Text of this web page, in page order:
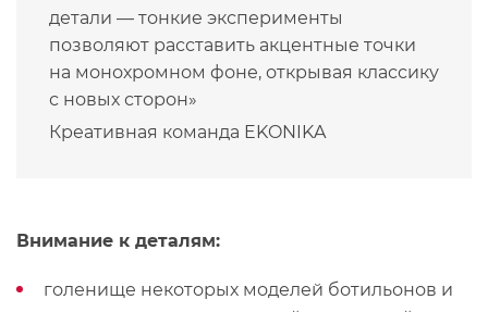
детали — тонкие эксперименты
позволяют расставить акцентные точки
на монохромном фоне, открывая классику
с новых сторон»
Креативная команда EKONIKA
Внимание к деталям:
голенище некоторых моделей ботильонов и